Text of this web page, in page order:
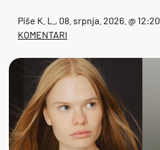
Piše K. L. , 08. srpnja. 2026. @ 12:20
KOMENTARI